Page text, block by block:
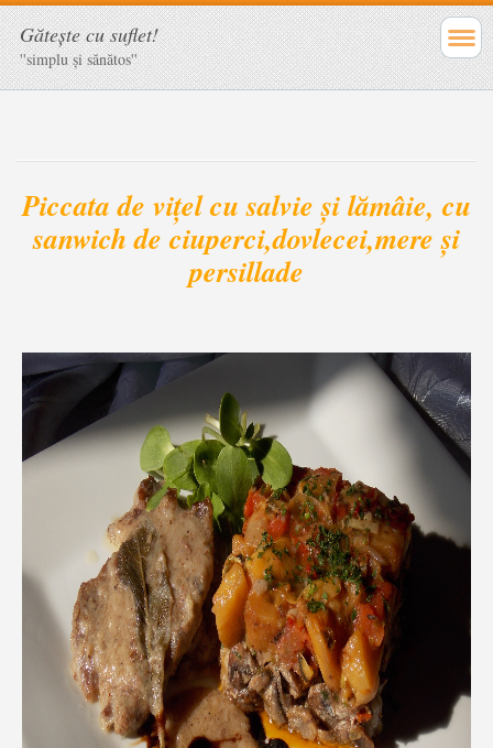
Găteşte cu suflet!
''simplu şi sănătos''
Piccata de vițel cu salvie și lămâie, cu
sanwich de ciuperci,dovlecei,mere și
persillade